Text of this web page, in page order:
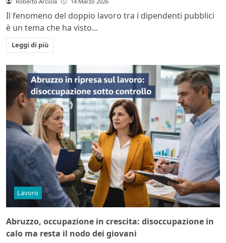
Il fenomeno del doppio lavoro tra i dipendenti pubblici
è un tema che ha visto...
Leggi di più
Lavoro
Abruzzo, occupazione in crescita: disoccupazione in
calo ma resta il nodo dei giovani